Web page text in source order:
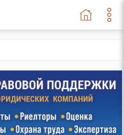
гимнастика
Велоспорт
Другое
Фото, видео, аудио